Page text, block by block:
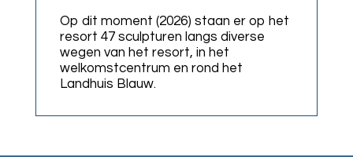
Op dit moment (2026) staan er op het
resort 47 sculpturen langs diverse
wegen van het resort, in het
welkomstcentrum en rond het
Landhuis Blauw.